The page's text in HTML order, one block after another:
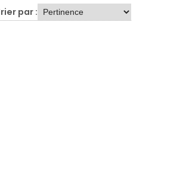
par :